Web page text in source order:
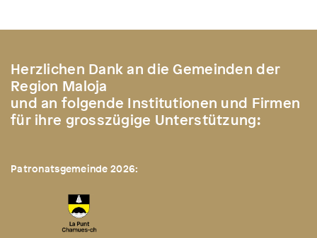
Herzlichen Dank an die Gemeinden der
Region Maloja
und an folgende Institutionen und Firmen
für ihre grosszügige Unterstützung:
Patronatsgemeinde 2026: